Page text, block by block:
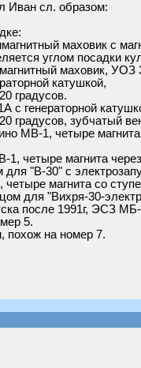
Иван сл. образом:
маховик с
углом посадки
маховик, УОЗ
катушкой,
градусов.
с генераторной
градусов, зубчатый
МВ-1, четыре
четыре магнита
"В-30" с
магнита со
для "Вихря-30-
после 1991г, ЭСЗ
5.
похож на номер 7.